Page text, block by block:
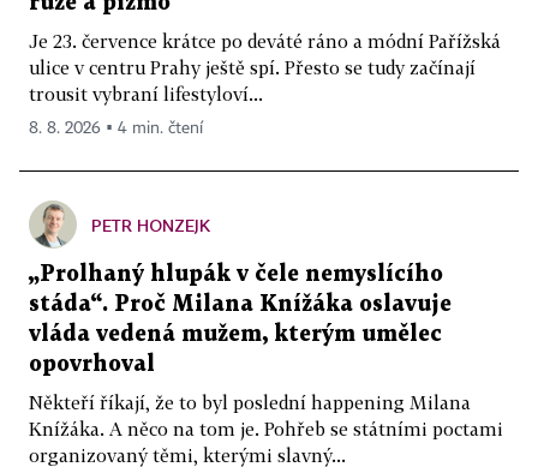
Je 23. července krátce po deváté ráno a módní Pařížská
ulice v centru Prahy ještě spí. Přesto se tudy začínají
trousit vybraní lifestyloví...
8. 8. 2026 ▪ 4 min. čtení
PETR HONZEJK
„Prolhaný hlupák v čele nemyslícího
stáda“. Proč Milana Knížáka oslavuje
vláda vedená mužem, kterým umělec
opovrhoval
Někteří říkají, že to byl poslední happening Milana
Knížáka. A něco na tom je. Pohřeb se státními poctami
organizovaný těmi, kterými slavný...